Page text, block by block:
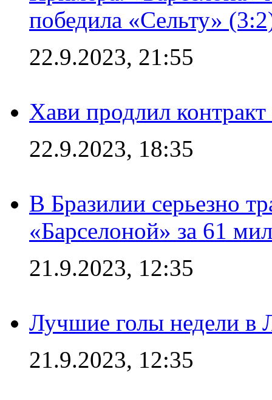
победила «Сельту»
22.9.2023, 21:55
Хави продлил
22.9.2023, 18:35
В Бразилии серьезно
«Барселоной» за 61
21.9.2023, 12:35
Лучшие голы недели в
21.9.2023, 12:35